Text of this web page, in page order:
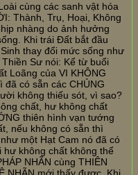
cùng các sanh vật hóa
Thành, Trụ, Hoại, Không
nhàng do ảnh hưởng
Khi trái Đất bắt đầu
thay đổi mức sống như
Sư nói: Kể từ buổi
Loãng của VI KHÔNG
có sẵn các CHỦNG
không thiếu sót, vì sao?
chất, hư không chất
thiên hình vạn tướng
nếu không có sẵn thì
một Hạt Cam nó đã có
không chất không thể
NHÃN cùng THIÊN